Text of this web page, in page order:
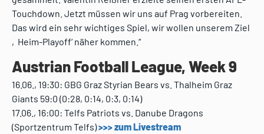
Touchdown. Jetzt müssen wir uns auf Prag vorbereiten.
Das wird ein sehr wichtiges Spiel, wir wollen unserem Ziel
‚Heim-Playoff‘ näher kommen.“
Austrian Football League, Week 9
16.06., 19:30: GBG Graz Styrian Bears vs. Thalheim Graz
Giants 59:0 (0:28, 0:14, 0:3, 0:14)
17.06., 16:00: Telfs Patriots vs. Danube Dragons
(Sportzentrum Telfs)>>> zum Livestream